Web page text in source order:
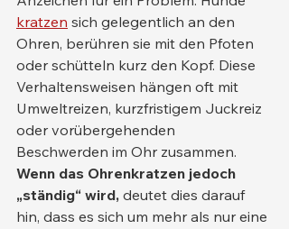
kratzen sich gelegentlich an den
Ohren, berühren sie mit den Pfoten
oder schütteln kurz den Kopf. Diese
Verhaltensweisen hängen oft mit
Umweltreizen, kurzfristigem Juckreiz
oder vorübergehenden
Beschwerden im Ohr zusammen.
Wenn das Ohrenkratzen jedoch
„ständig“ wird, deutet dies darauf
hin, dass es sich um mehr als nur eine